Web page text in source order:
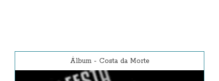
Álbum - Costa da Morte